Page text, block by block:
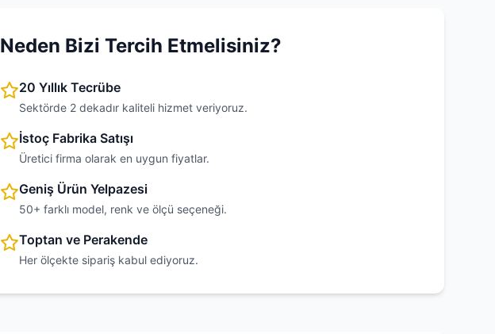
Neden Bizi Tercih Etmelisiniz?
20 Yıllık Tecrübe
Sektörde 2 dekadır kaliteli hizmet veriyoruz.
İstoç Fabrika Satışı
Üretici firma olarak en uygun fiyatlar.
Geniş Ürün Yelpazesi
50+ farklı model, renk ve ölçü seçeneği.
Toptan ve Perakende
Her ölçekte sipariş kabul ediyoruz.